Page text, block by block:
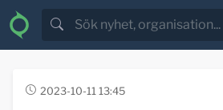
2023-10-11 13:45